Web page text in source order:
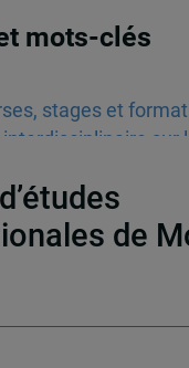
mots-clés
stages et
sur
de